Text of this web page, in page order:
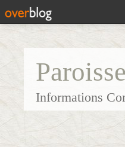
Informations